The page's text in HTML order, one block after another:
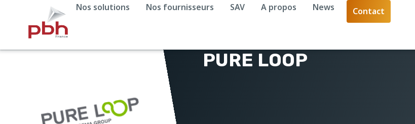
Nos solutions Nos fournisseurs SAV A propos News Contact
PURE LOOP